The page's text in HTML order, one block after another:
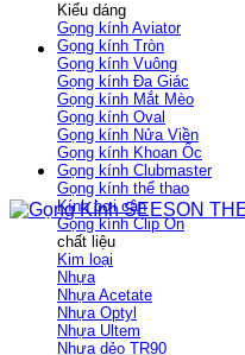
Kiểu dáng
Gọng kính Aviator
Gọng kính Tròn
Gọng kính Vuông
Gọng kính Đa Giác
Gọng kính Mắt Mèo
Gọng kính Oval
Gọng kính Nửa Viền
Gọng kính Khoan Ốc
Gọng kính Clubmaster
Gọng kính thể thao
Kính bơi cận
Gọng kính Clip On
chất liệu
Kim loại
Nhựa
Nhựa Acetate
Nhựa Optyl
Nhựa Ultem
Nhựa dẻo TR90